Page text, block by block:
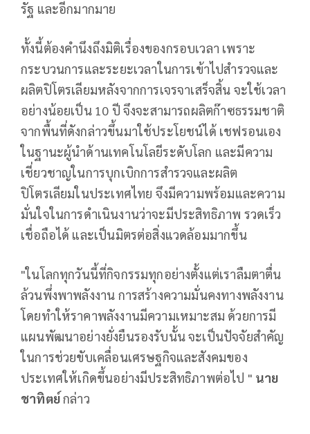
รัฐ และอีกมากมาย
ทั้งนี้ต้องคำนึงถึงมิติเรื่องของกรอบเวลา เพราะ
กระบวนการและระยะเวลาในการเข้าไปสำรวจและ
ผลิตปิโตรเลียมหลังจากการเจรจาเสร็จสิ้น จะใช้เวลา
อย่างน้อยเป็น 10 ปี จึงจะสามารถผลิตก๊าซธรรมชาติ
จากพื้นที่ดังกล่าวขึ้นมาใช้ประโยชน์ได้ เชฟรอนเอง
ในฐานะผู้นำด้านเทคโนโลยีระดับโลก และมีความ
เชี่ยวชาญในการบุกเบิกการสำรวจและผลิต
ปิโตรเลียมในประเทศไทย จึงมีความพร้อมและความ
มั่นใจในการดำเนินงานว่าจะมีประสิทธิภาพ รวดเร็ว
เชื่อถือได้ และเป็นมิตรต่อสิ่งแวดล้อมมากขึ้น
"ในโลกทุกวันนี้ที่กิจกรรมทุกอย่างตั้งแต่เราลืมตาตื่น
ล้วนพึ่งพาพลังงาน การสร้างความมั่นคงทางพลังงาน
โดยทำให้ราคาพลังงานมีความเหมาะสม ด้วยการมี
แผนพัฒนาอย่างยั่งยืนรองรับนั้น จะเป็นปัจจัยสำคัญ
ในการช่วยขับเคลื่อนเศรษฐกิจและสังคมของ
ประเทศให้เกิดขึ้นอย่างมีประสิทธิภาพต่อไป " นาย
ชาทิตย์กล่าว